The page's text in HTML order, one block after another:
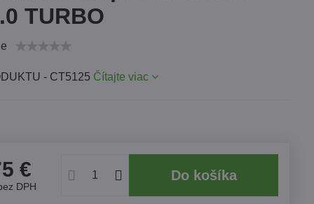
TURBO
- CT5125 Čítajte viac
€
DPH
Do košíka